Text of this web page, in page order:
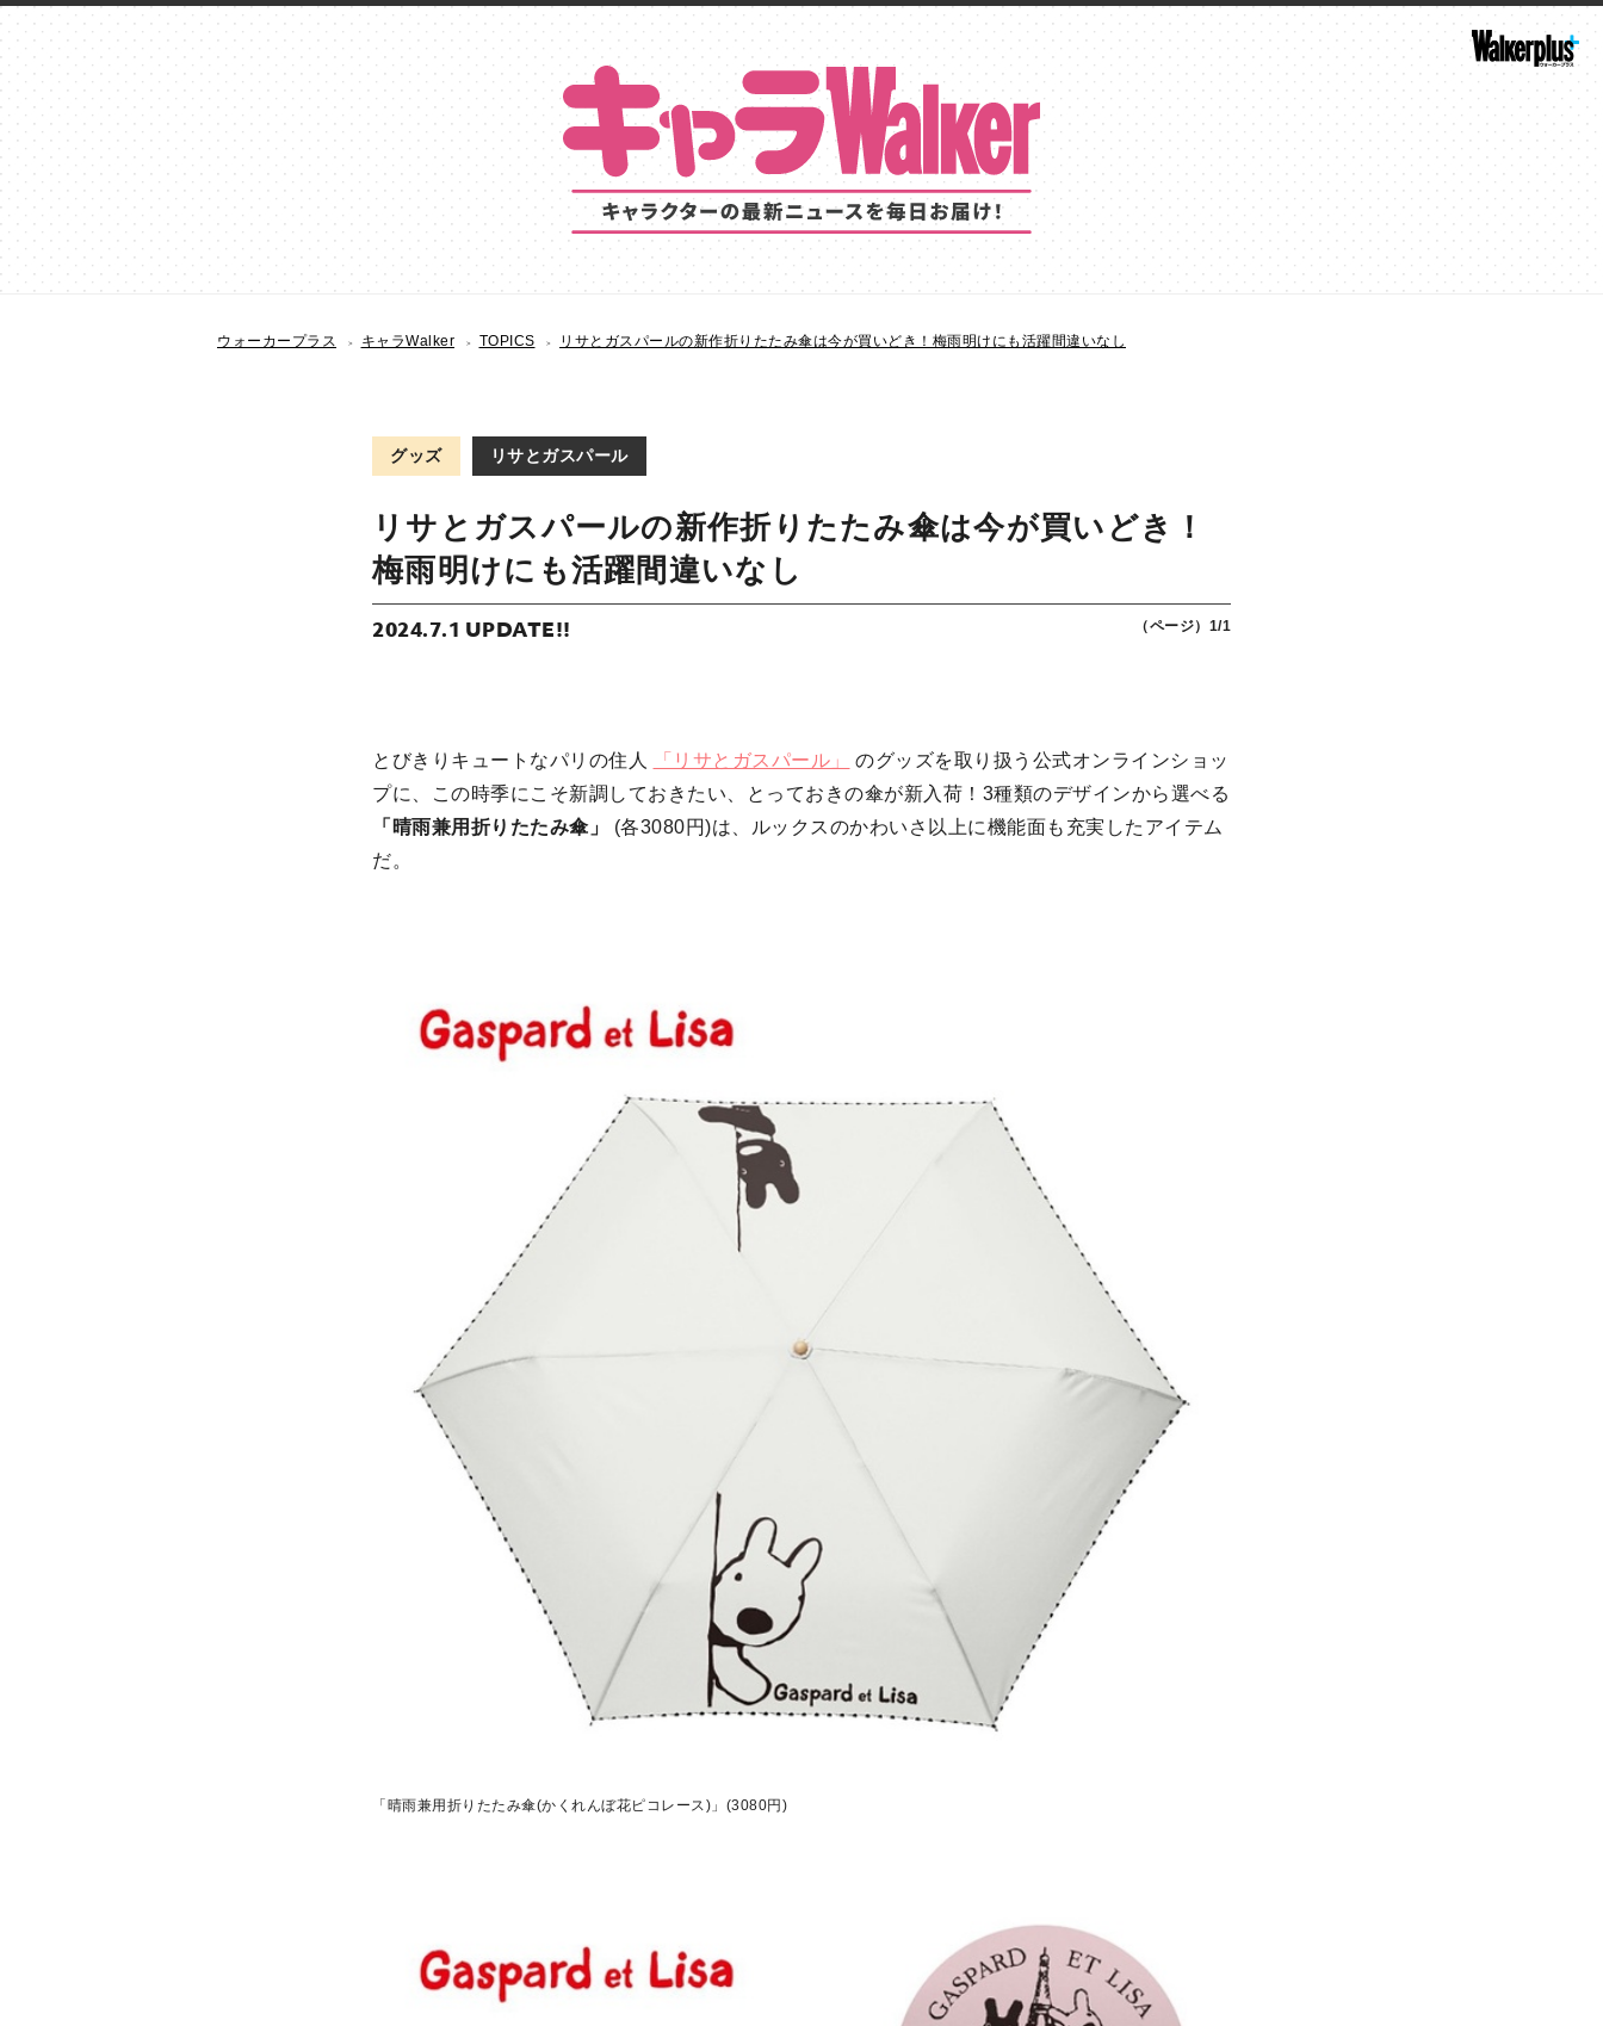
ウォーカープラス キャラWalker TOPICS リサとガスパールの新作折りたたみ傘は今が買いどき！梅雨明けにも活躍間違いなし
グッズ リサとガスパール
リサとガスパールの新作折りたたみ傘は今が買いどき！
梅雨明けにも活躍間違いなし
2024.7.1 UPDATE!! （ページ）1/1
とびきりキュートなパリの住人 「リサとガスパール」
のグッズを取り扱う公式オンラインショッ
プに、この時季にこそ新調しておきたい、とっておきの傘が新入荷！3種類のデザインから選べる
「晴雨兼用折りたたみ傘」
(各3080円)は、ルックスのかわいさ以上に機能面も充実したアイテム
だ。
「晴雨兼用折りたたみ傘(かくれんぼ花ピコレース)」(3080円)